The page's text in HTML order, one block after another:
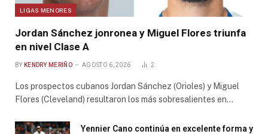
LIGAS MENORES
Jordan Sánchez jonronea y Miguel Flores triunfa
en nivel Clase A
BY KENDRY MERIÑO AGOSTO 6, 2026 2
Los prospectos cubanos Jordan Sánchez (Orioles) y Miguel
Flores (Cleveland) resultaron los más sobresalientes en…
Yennier Cano continúa en excelente forma y